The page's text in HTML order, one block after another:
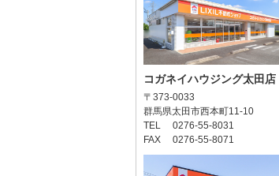
コガネイハウジング太田店
〒373-0033
群馬県太田市西本町11-10
TEL 0276-55-8031
FAX 0276-55-8071